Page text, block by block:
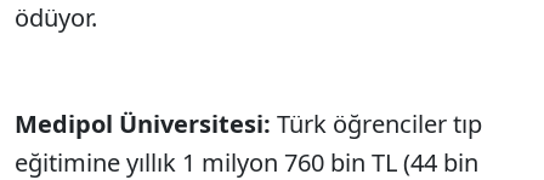
ödüyor.
Medipol Üniversitesi: Türk öğrenciler tıp
eğitimine yıllık 1 milyon 760 bin TL (44 bin